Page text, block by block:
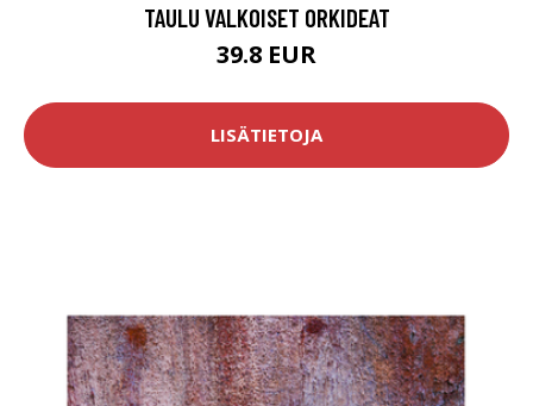
TAULU VALKOISET ORKIDEAT
39.8 EUR
LISÄTIETOJA